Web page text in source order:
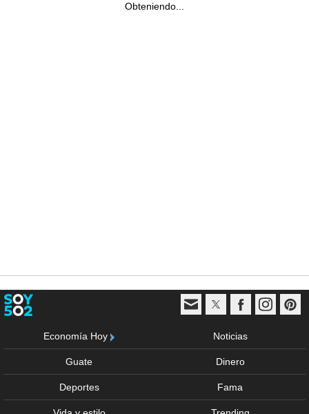
Obteniendo...
Economía Hoy Noticias
Guate Dinero
Deportes Fama